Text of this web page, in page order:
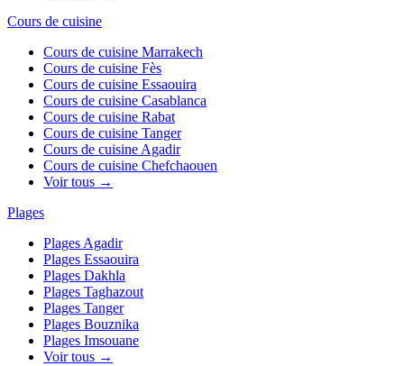
Cours de cuisine
Cours de cuisine Marrakech
Cours de cuisine Fès
Cours de cuisine Essaouira
Cours de cuisine Casablanca
Cours de cuisine Rabat
Cours de cuisine Tanger
Cours de cuisine Agadir
Cours de cuisine Chefchaouen
Voir tous →
Plages
Plages Agadir
Plages Essaouira
Plages Dakhla
Plages Taghazout
Plages Tanger
Plages Bouznika
Plages Imsouane
Voir tous →